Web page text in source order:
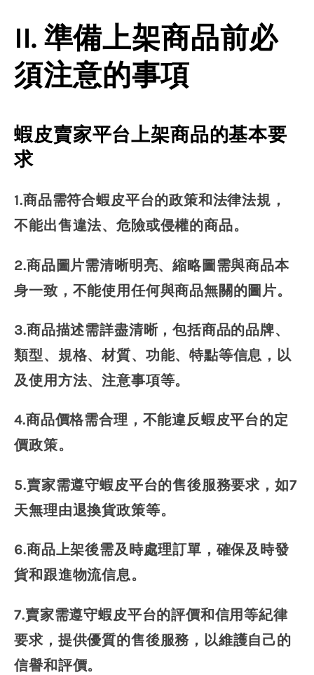
II. 準備上架商品前必
須注意的事項
蝦皮賣家平台上架商品的基本要
求
1.商品需符合蝦皮平台的政策和法律法規，
不能出售違法、危險或侵權的商品。
2.商品圖片需清晰明亮、縮略圖需與商品本
身一致，不能使用任何與商品無關的圖片。
3.商品描述需詳盡清晰，包括商品的品牌、
類型、規格、材質、功能、特點等信息，以
及使用方法、注意事項等。
4.商品價格需合理，不能違反蝦皮平台的定
價政策。
5.賣家需遵守蝦皮平台的售後服務要求，如7
天無理由退換貨政策等。
6.商品上架後需及時處理訂單，確保及時發
貨和跟進物流信息。
7.賣家需遵守蝦皮平台的評價和信用等紀律
要求，提供優質的售後服務，以維護自己的
信譽和評價。